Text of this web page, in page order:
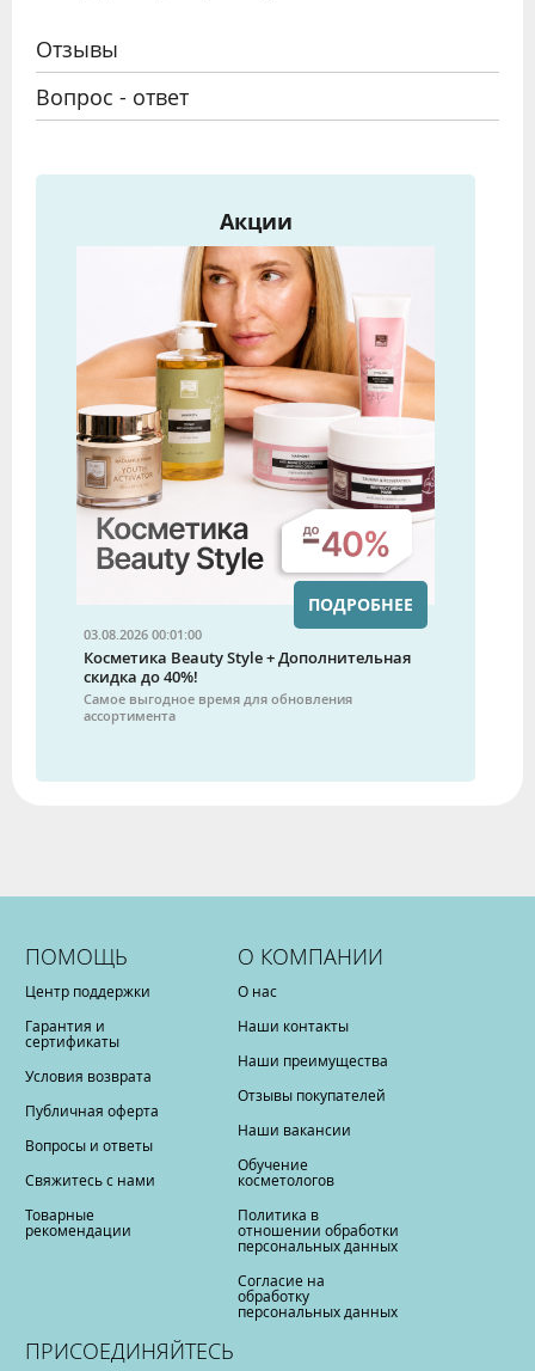
Отзывы
Вопрос - ответ
Акции
03.08.2026 00:01:00
Косметика Beauty Style + Дополнительная
скидка до 40%!
Самое выгодное время для обновления
ассортимента
ПОДРОБНЕЕ
ПОМОЩЬ
Центр поддержки
Гарантия и
сертификаты
Условия возврата
Публичная оферта
Вопросы и ответы
Свяжитесь с нами
Товарные
рекомендации
О КОМПАНИИ
О нас
Наши контакты
Наши преимущества
Отзывы покупателей
Наши вакансии
Обучение
косметологов
Политика в
отношении обработки
персональных данных
Согласие на
обработку
персональных данных
ПРИСОЕДИНЯЙТЕСЬ